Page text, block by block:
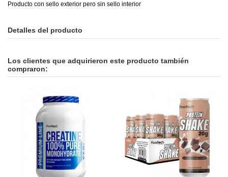
Producto con sello exterior pero sin sello interior
Detalles del producto
Los clientes que adquirieron este producto también
compraron: